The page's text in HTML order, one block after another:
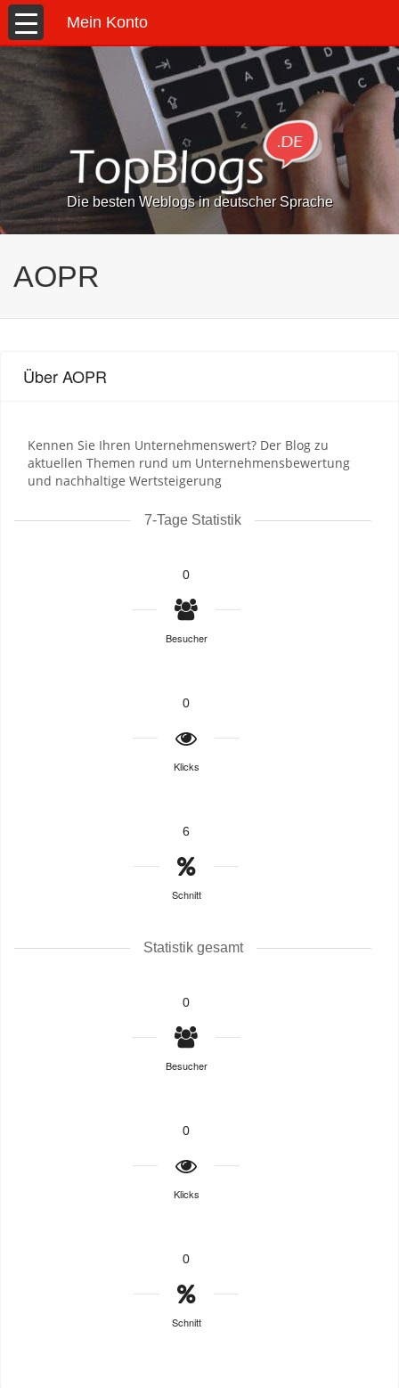
Mein Konto
Die besten Weblogs in deutscher Sprache
AOPR
Über AOPR
Kennen Sie Ihren Unternehmenswert? Der Blog zu
aktuellen Themen rund um Unternehmensbewertung
und nachhaltige Wertsteigerung
7-Tage Statistik
0
Besucher
0
Klicks
6
Schnitt
Statistik gesamt
0
Besucher
0
Klicks
0
Schnitt